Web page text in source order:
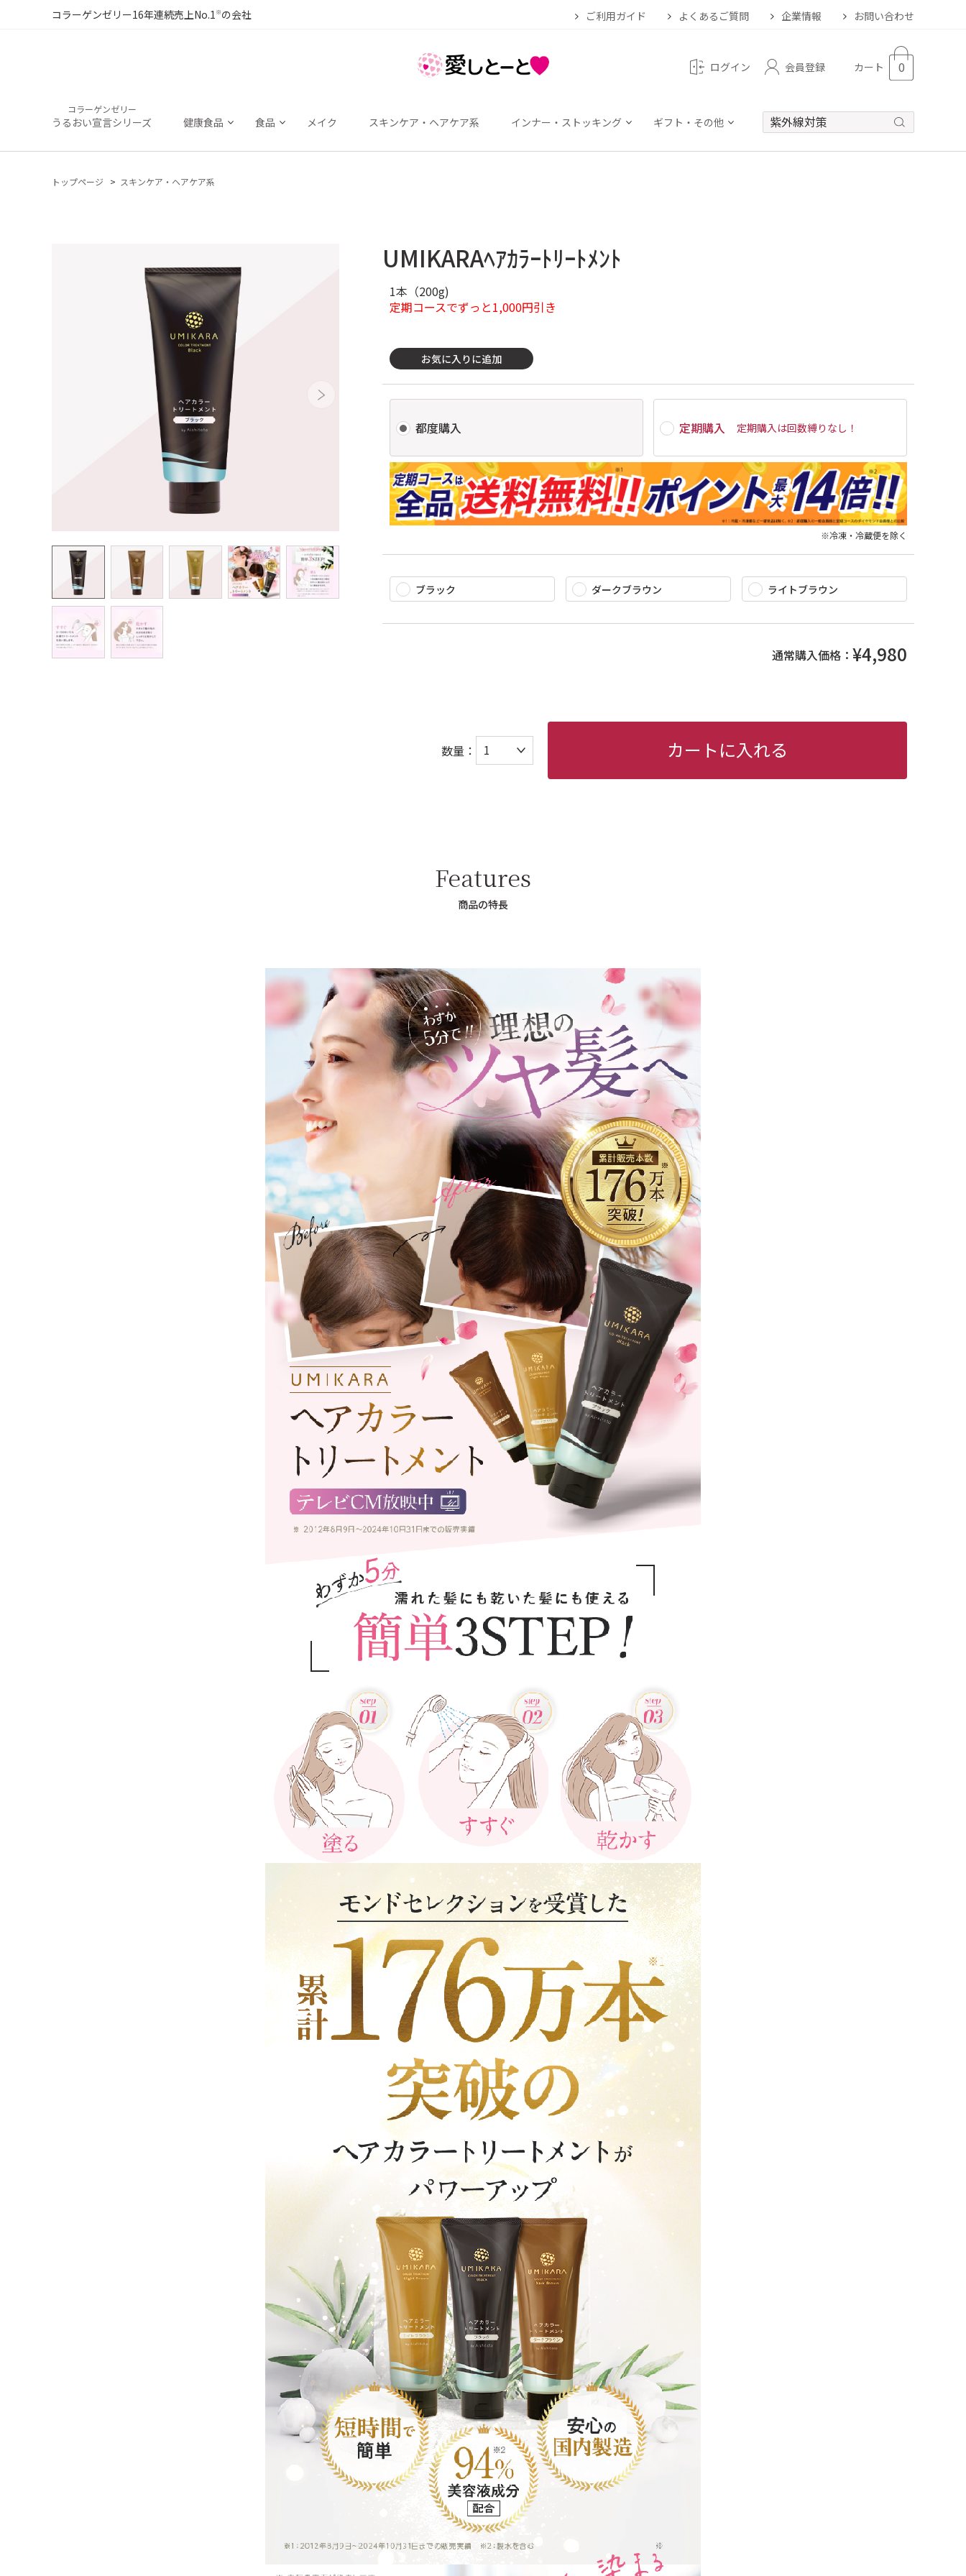
コラーゲンゼリー16年連続売上No.1※の会社
ログイン 会員登録 カート 0
コラーゲンゼリー
うるおい宣言シリーズ 健康食品 食品 メイク スキンケア・ヘアケア系 インナー・ストッキング ギフト・その他
ご利用ガイド よくあるご質問 企業情報 お問い合わせ
トップページ スキンケア・ヘアケア系
UMIKARAﾍｱｶﾗｰﾄﾘｰﾄﾒﾝﾄ
1本（200g)
定期コースでずっと1,000円引き
お気に入りに追加
都度購入 定期購入 定期購入は回数縛りなし ！
※冷凍・冷蔵便を除く
ブラック ダークブラウン ライトブラウン
通常購入価格： ¥4,980
数量： カートに入れる
Features
商品の特長